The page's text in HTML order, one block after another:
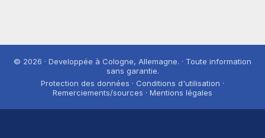
© 2026 · Developpée à Cologne, Allemagne. · Toute information
sans garantie.
Protection des données · Conditions d'utilisation ·
Remerciements/sources · Mentions légales